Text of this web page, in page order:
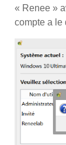
« Renee »
compte a le